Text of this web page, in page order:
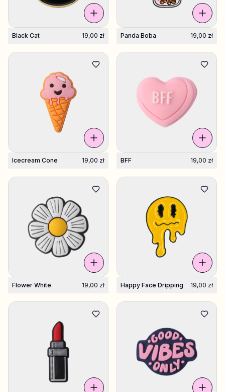
Black Cat 19,00 zł Panda Boba 19,00 zł
Icecream Cone 19,00 zł BFF 19,00 zł
Flower White 19,00 zł Happy Face Dripping 19,00 zł